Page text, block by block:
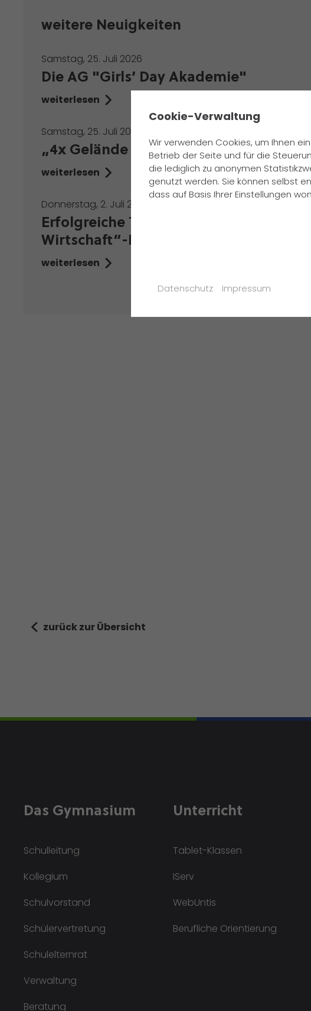
weitere Neuigkeiten
Samstag, 25. Juli 2026
Die AG "Girls’ Day Akademie"
weiterlesen
Samstag, 25. Juli 2026
„4x Gelände und 1x Anziehen“
weiterlesen
Donnerstag, 2. Juli 2026
Erfolgreiche Teilnahme am „Jugend und
Wirtschaft“-Projekt der FAZ
weiterlesen
zurück zur Übersicht
Das Gymnasium
Schulleitung
Kollegium
Schulvorstand
Schülervertretung
Schulelternrat
Verwaltung
Beratung
Unterricht
Tablet-Klassen
IServ
WebUntis
Berufliche Orientierung
Cookie-Verwaltung
Wir verwenden Cookies, um Ihnen
Betrieb der Seite und für die
die lediglich zu anonymen
genutzt werden. Sie können selbst
dass auf Basis Ihrer Einstellungen
Datenschutz Impressum